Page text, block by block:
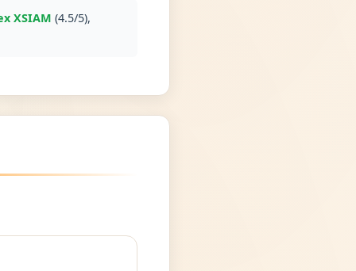
XSIAM (4.5/5),